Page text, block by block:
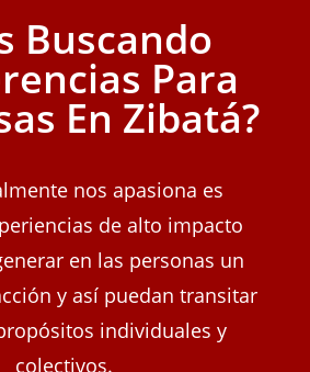
Buscando
Para
En Zibatá?
nos apasiona es
de alto impacto
en las personas un
y así puedan transitar
individuales y
colectivos.